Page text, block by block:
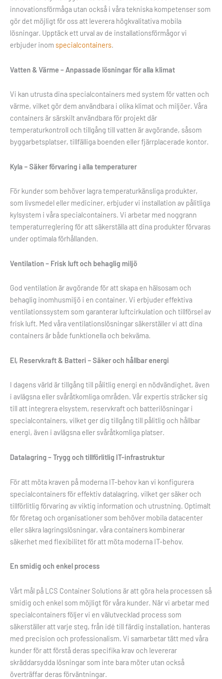
innovationsförmåga utan också i våra tekniska kompetenser som
gör det möjligt för oss att leverera högkvalitativa mobila
lösningar. Upptäck ett urval av de installationsförmågor vi
erbjuder inom specialcontainers.
Vatten & Värme – Anpassade lösningar för alla klimat
Vi kan utrusta dina specialcontainers med system för vatten och
värme, vilket gör dem användbara i olika klimat och miljöer. Våra
containers är särskilt användbara för projekt där
temperaturkontroll och tillgång till vatten är avgörande, såsom
byggarbetsplatser, tillfälliga boenden eller fjärrplacerade kontor.
Kyla – Säker förvaring i alla temperaturer
För kunder som behöver lagra temperaturkänsliga produkter,
som livsmedel eller mediciner, erbjuder vi installation av pålitliga
kylsystem i våra specialcontainers. Vi arbetar med noggrann
temperaturreglering för att säkerställa att dina produkter förvaras
under optimala förhållanden.
Ventilation – Frisk luft och behaglig miljö
God ventilation är avgörande för att skapa en hälsosam och
behaglig inomhusmiljö i en container. Vi erbjuder effektiva
ventilationssystem som garanterar luftcirkulation och tillförsel av
frisk luft. Med våra ventilationslösningar säkerställer vi att dina
containers är både funktionella och bekväma.
El, Reservkraft & Batteri – Säker och hållbar energi
I dagens värld är tillgång till pålitlig energi en nödvändighet, även
i avlägsna eller svåråtkomliga områden. Vår expertis sträcker sig
till att integrera elsystem, reservkraft och batterilösningar i
specialcontainers, vilket ger dig tillgång till pålitlig och hållbar
energi, även i avlägsna eller svåråtkomliga platser.
Datalagring – Trygg och tillförlitlig IT-infrastruktur
För att möta kraven på moderna IT-behov kan vi konfigurera
specialcontainers för effektiv datalagring, vilket ger säker och
tillförlitlig förvaring av viktig information och utrustning. Optimalt
för företag och organisationer som behöver mobila datacenter
eller säkra lagringslösningar, våra containers kombinerar
säkerhet med flexibilitet för att möta moderna IT-behov.
En smidig och enkel process
Vårt mål på LCS Container Solutions är att göra hela processen så
smidig och enkel som möjligt för våra kunder. När vi arbetar med
specialcontainers följer vi en välutvecklad process som
säkerställer att varje steg, från idé till färdig installation, hanteras
med precision och professionalism. Vi samarbetar tätt med våra
kunder för att förstå deras specifika krav och levererar
skräddarsydda lösningar som inte bara möter utan också
överträffar deras förväntningar.